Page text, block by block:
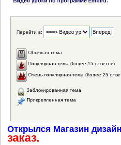
Перейти в:
Обычная тема
Популярная тема (более 15 ответов)
Очень популярная тема (более 25
Заблокированная тема
Прикрепленная тема
Открылся Магазин
заказ.